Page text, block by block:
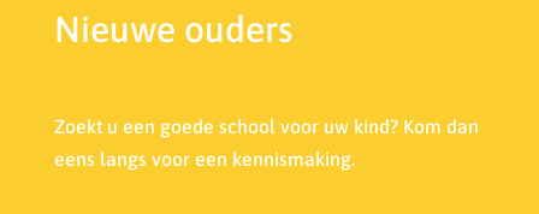
Nieuwe ouders
Zoekt u een goede school voor uw kind? Kom dan
eens langs voor een kennismaking.